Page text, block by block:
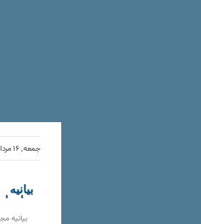
جمعه, ۱۶ مرداد , ۱۴۰۵ |
بیانیه
بیانیه